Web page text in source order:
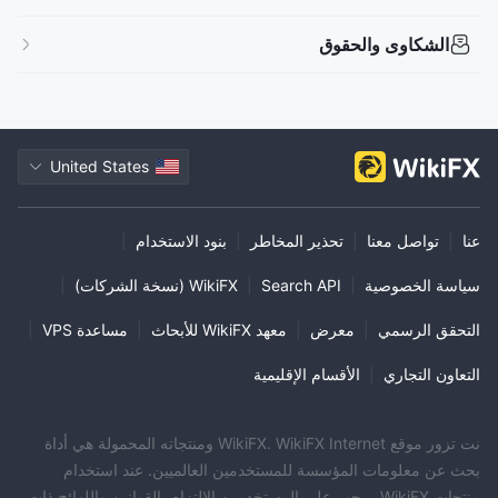
الشكاوى والحقوق
United States
عنا تواصل معنا تحذير المخاطر بنود الاستخدام
سياسة الخصوصية Search API WikiFX (نسخة الشركات)
التحقق الرسمي معرض معهد WikiFX للأبحاث مساعدة VPS
التعاون التجاري الأقسام الإقليمية
نت تزور موقع WikiFX. WikiFX Internet ومنتجاته المحمولة هي أداة
بحث عن معلومات المؤسسة للمستخدمين العالميين. عند استخدام